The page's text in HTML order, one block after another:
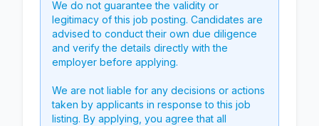
We do not guarantee the validity or
legitimacy of this job posting. Candidates are
advised to conduct their own due diligence
and verify the details directly with the
employer before applying.
We are not liable for any decisions or actions
taken by applicants in response to this job
listing. By applying, you agree that all